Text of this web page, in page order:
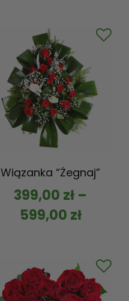
Wiązanka “Żegnaj”
399,00 zł –
599,00 zł